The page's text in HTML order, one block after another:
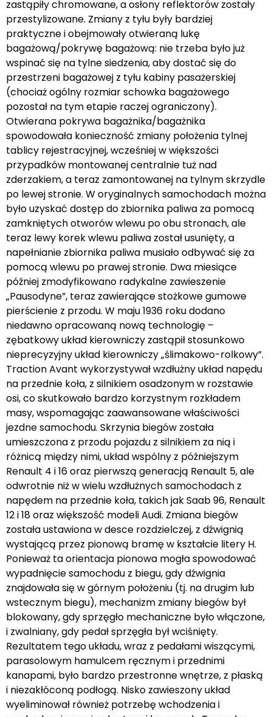
zastąpiły chromowane, a osłony reflektorów zostały
przestylizowane. Zmiany z tyłu były bardziej
praktyczne i obejmowały otwieraną lukę
bagażową/pokrywę bagażową: nie trzeba było już
wspinać się na tylne siedzenia, aby dostać się do
przestrzeni bagażowej z tyłu kabiny pasażerskiej
(chociaż ogólny rozmiar schowka bagażowego
pozostał na tym etapie raczej ograniczony).
Otwierana pokrywa bagażnika/bagażnika
spowodowała konieczność zmiany położenia tylnej
tablicy rejestracyjnej, wcześniej w większości
przypadków montowanej centralnie tuż nad
zderzakiem, a teraz zamontowanej na tylnym skrzydle
po lewej stronie. W oryginalnych samochodach można
było uzyskać dostęp do zbiornika paliwa za pomocą
zamkniętych otworów wlewu po obu stronach, ale
teraz lewy korek wlewu paliwa został usunięty, a
napełnianie zbiornika paliwa musiało odbywać się za
pomocą wlewu po prawej stronie. Dwa miesiące
później zmodyfikowano radykalne zawieszenie
„Pausodyne”, teraz zawierające stożkowe gumowe
pierścienie z przodu. W maju 1936 roku dodano
niedawno opracowaną nową technologię –
zębatkowy układ kierowniczy zastąpił stosunkowo
nieprecyzyjny układ kierowniczy „ślimakowo-rolkowy”.
Traction Avant wykorzystywał wzdłużny układ napędu
na przednie koła, z silnikiem osadzonym w rozstawie
osi, co skutkowało bardzo korzystnym rozkładem
masy, wspomagając zaawansowane właściwości
jezdne samochodu. Skrzynia biegów została
umieszczona z przodu pojazdu z silnikiem za nią i
różnicą między nimi, układ wspólny z późniejszym
Renault 4 i 16 oraz pierwszą generacją Renault 5, ale
odwrotnie niż w wielu wzdłużnych samochodach z
napędem na przednie koła, takich jak Saab 96, Renault
12 i 18 oraz większość modeli Audi. Zmiana biegów
została ustawiona w desce rozdzielczej, z dźwignią
wystającą przez pionową bramę w kształcie litery H.
Ponieważ ta orientacja pionowa mogła spowodować
wypadnięcie samochodu z biegu, gdy dźwignia
znajdowała się w górnym położeniu (tj. na drugim lub
wstecznym biegu), mechanizm zmiany biegów był
blokowany, gdy sprzęgło mechaniczne było włączone,
i zwalniany, gdy pedał sprzęgła był wciśnięty.
Rezultatem tego układu, wraz z pedałami wiszącymi,
parasolowym hamulcem ręcznym i przednimi
kanapami, było bardzo przestronne wnętrze, z płaską
i niezakłóconą podłogą. Nisko zawieszony układ
wyeliminował również potrzebę wchodzenia i